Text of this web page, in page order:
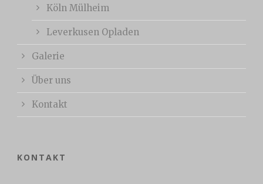
Köln Mülheim
Leverkusen Opladen
Galerie
Über uns
Kontakt
KONTAKT